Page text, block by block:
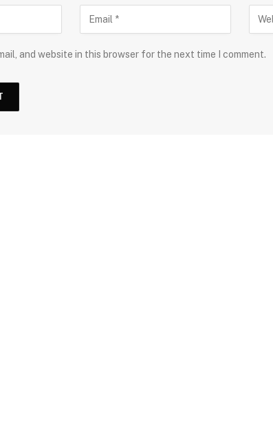
and website in this browser for the next time I comment.